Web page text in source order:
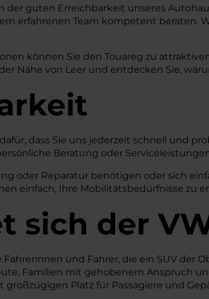
der guten Erreichbarkeit unseres
erfahrenen Team kompetent beraten.
können Sie den Touareg zu
Nähe von Leer und entdecken Sie,
dass Sie uns jederzeit schnell und
Beratung oder
oder Reparatur benötigen oder sich
einfach, Ihre Mobilitätsbedürfnisse zu
sich der
und Fahrer, die ein SUV der
Familien mit gehobenem Anspruch
Platz für Passagiere und